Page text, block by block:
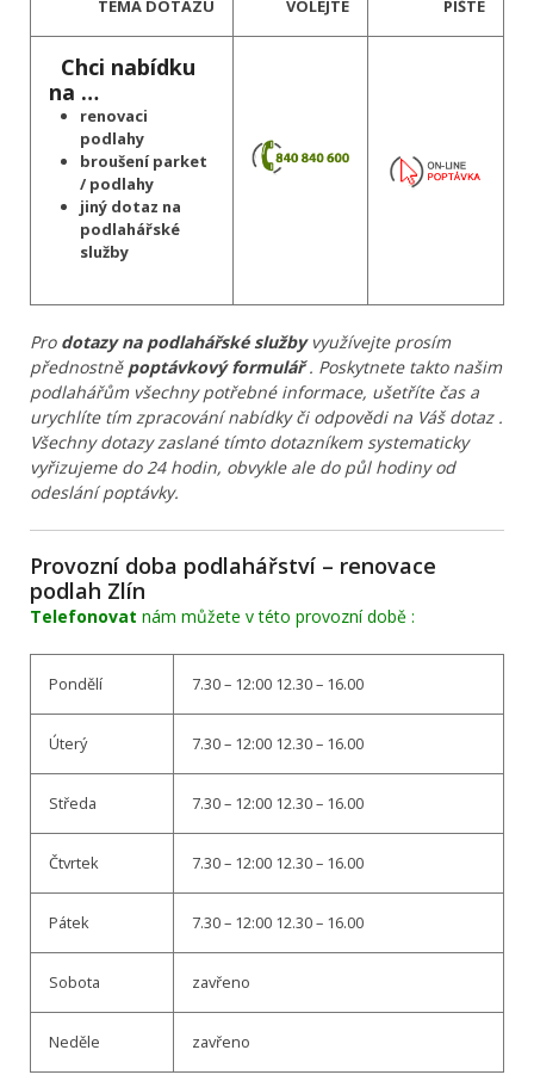
TÉMA DOTAZU VOLEJTE PIŠTE
Chci nabídku
na …
renovaci
podlahy
broušení parket
/ podlahy
jiný dotaz na
podlahářské
služby
Pro dotazy na podlahářské službyvyužívejte prosím
přednostně poptávkový formulář. Poskytnete takto našim
podlahářům všechny potřebné informace, ušetříte čas a
urychlíte tím zpracování nabídky či odpovědi na Váš dotaz .
Všechny dotazy zaslané tímto dotazníkem systematicky
vyřizujeme do 24 hodin, obvykle ale do půl hodiny od
odeslání poptávky.
Provozní doba podlahářství – renovace
podlah Zlín
Telefonovat nám můžete v této provozní době :
Pondělí 7.30 – 12:00 12.30 – 16.00
Úterý 7.30 – 12:00 12.30 – 16.00
Středa 7.30 – 12:00 12.30 – 16.00
Čtvrtek 7.30 – 12:00 12.30 – 16.00
Pátek 7.30 – 12:00 12.30 – 16.00
Sobota zavřeno
Neděle zavřeno